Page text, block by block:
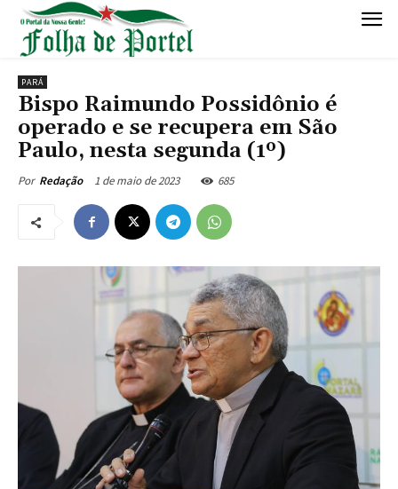
PARÁ
Bispo Raimundo Possidônio é
operado e se recupera em São
Paulo, nesta segunda (1º)
Por Redação 1 de maio de 2023 685